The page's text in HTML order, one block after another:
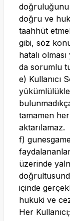
doğruluğunu
doğru ve
taahhüt
gibi, söz
hatalı
da sorumlu
e) Kullanıcı
tamamen
aktarılamaz.
f)
üzerinde
içinde
hukuki ve
Her Kullanıcı;